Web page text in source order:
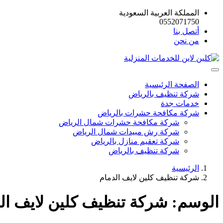
المملكة العربية السعودية
0552071750
أتصل بنا
من نحن
الصفحة الرئيسية
شركة تنظيف بالرياض
خدمات جدة
شركة مكافحة حشرات بالرياض
شركة مكافحة حشرات شمال الرياض
شركة رش مبيدات شمال الرياض
شركة تعقيم منازل بالرياض
شركة تنظيف بالرياض
الرئيسية
شركة تنظيف كلين لايف الدمام
الوسم: شركة تنظيف كلين لايف